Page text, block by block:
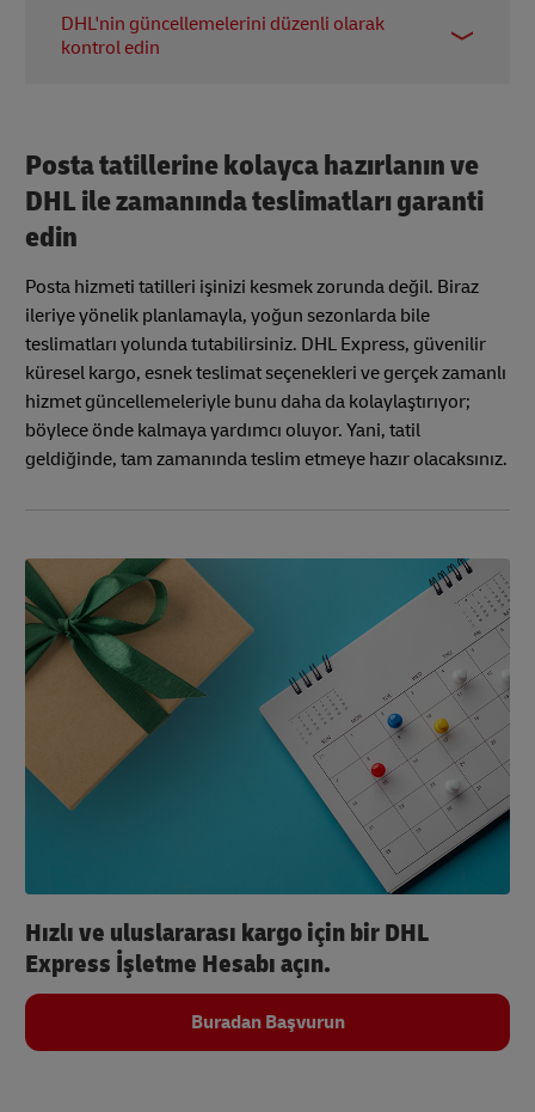
kaçırılan gönderilerden ve beklenmedik
gecikmelerden kurtarabilir.
tahmin yürütülmezler ve şeffaflığınızı takdir
ederler.
veya planlı teslimat gibi seçenekler sunmayı
düşünün. Esneklik, posta tatillerinde talebi
DHL'nin güncellemelerini düzenli olarak
kontrol edin
resmi hizmet güncellemelerini takip edin, böylece
her zaman haberdar kalın, planlarınızı
gerektiğinde ayarlayabilesiniz.
Posta tatillerine kolayca hazırlanın ve
DHL ile zamanında teslimatları garanti
edin
Posta hizmeti tatilleri işinizi kesmek zorunda değil. Biraz
ileriye yönelik planlamayla, yoğun sezonlarda bile
teslimatları yolunda tutabilirsiniz. DHL Express, güvenilir
küresel kargo, esnek teslimat seçenekleri ve gerçek zamanlı
hizmet güncellemeleriyle bunu daha da kolaylaştırıyor;
böylece önde kalmaya yardımcı oluyor. Yani, tatil
geldiğinde, tam zamanında teslim etmeye hazır olacaksınız.
Hızlı ve uluslararası kargo için bir DHL
Express İşletme Hesabı açın.
Buradan Başvurun